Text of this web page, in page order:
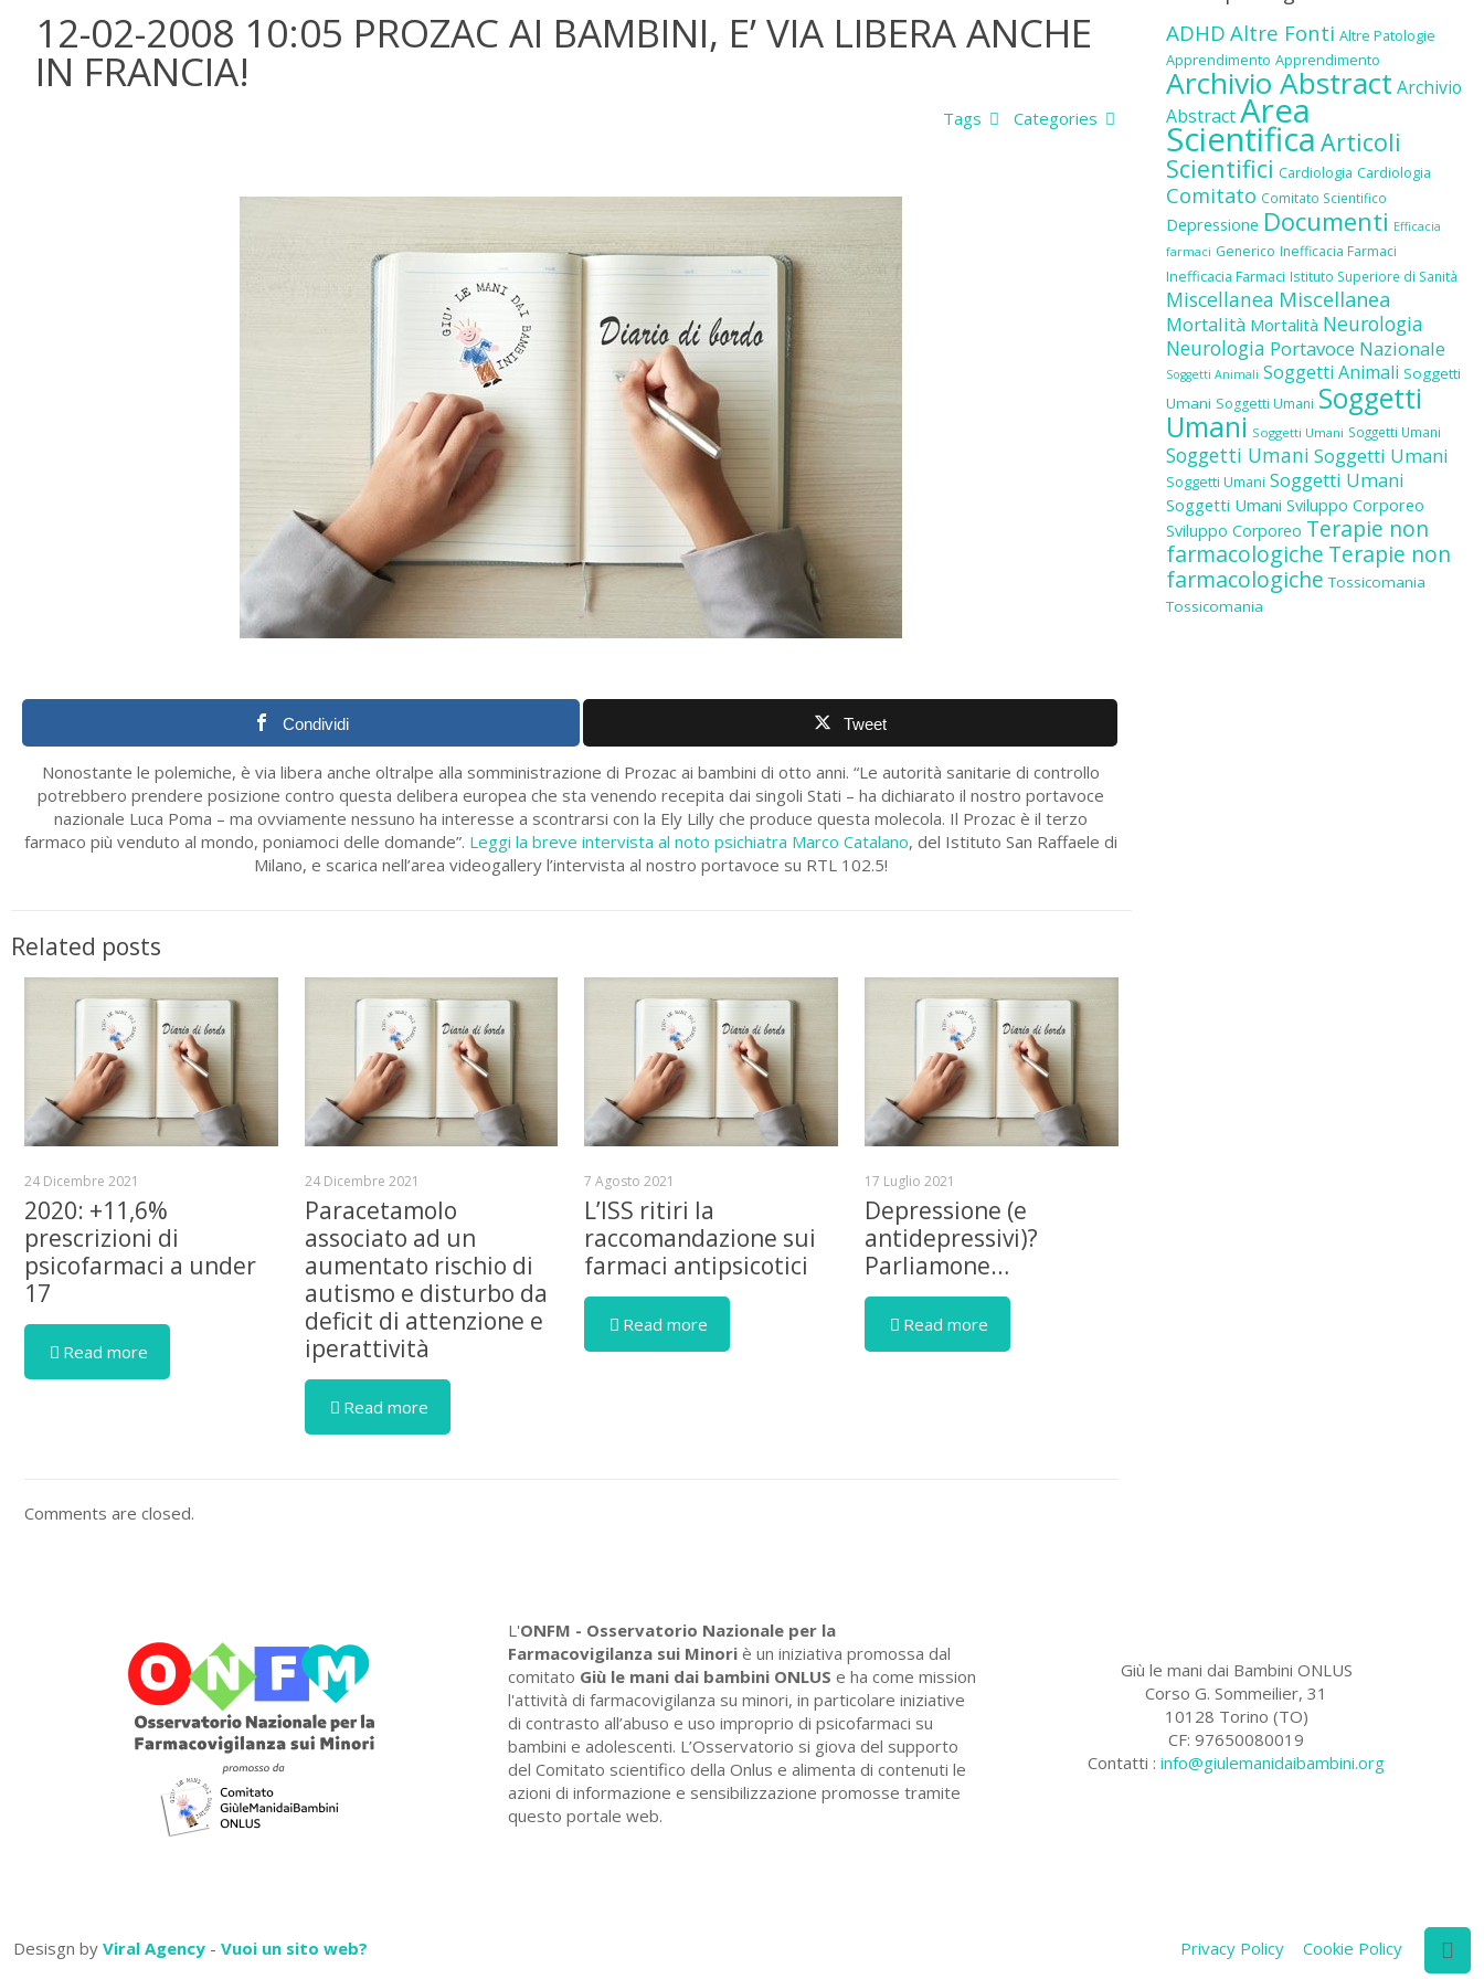
12-02-2008 10:05 PROZAC AI BAMBINI, E’ VIA LIBERA ANCHE
IN FRANCIA!
Categories
Tags
Condividi Tweet
Nonostante le polemiche, è via libera anche oltralpe alla somministrazione di Prozac ai bambini di otto anni. “Le autorità sanitarie di controllo
potrebbero prendere posizione contro questa delibera europea che sta venendo recepita dai singoli Stati – ha dichiarato il nostro portavoce
nazionale Luca Poma – ma ovviamente nessuno ha interesse a scontrarsi con la Ely Lilly che produce questa molecola. Il Prozac è il terzo
farmaco più venduto al mondo, poniamoci delle domande”. Leggi la breve intervista al noto psichiatra Marco Catalano, del Istituto San Raffaele di
Milano, e scarica nell’area videogallery l’intervista al nostro portavoce su RTL 102.5!
Related posts
24 Dicembre 2021
2020: +11,6%
prescrizioni di
psicofarmaci a under
17
Read more
24 Dicembre 2021
Paracetamolo
associato ad un
aumentato rischio di
autismo e disturbo da
deficit di attenzione e
iperattività
Read more
7 Agosto 2021
L’ISS ritiri la
raccomandazione sui
farmaci antipsicotici
Read more
17 Luglio 2021
Depressione (e
antidepressivi)?
Parliamone…
Read more
Comments are closed.
ADHD Altre Fonti Altre Patologie
Apprendimento Apprendimento
Archivio Abstract Archivio
AbstractArea
Scientifica Articoli
Scientifici Cardiologia Cardiologia
Comitato Comitato Scientifico
Depressione Documenti Efficacia
farmaci Generico Inefficacia Farmaci
Inefficacia Farmaci Istituto Superiore di Sanità
Miscellanea Miscellanea
Mortalità Mortalità Neurologia
Neurologia Portavoce Nazionale
Soggetti Animali Soggetti Animali Soggetti
Umani Soggetti Umani Soggetti
Umani Soggetti Umani Soggetti Umani
Soggetti Umani Soggetti Umani
Soggetti Umani Soggetti Umani
Soggetti Umani Sviluppo Corporeo
Sviluppo Corporeo Terapie non
farmacologiche Terapie non
farmacologiche Tossicomania
Tossicomania
L'ONFM - Osservatorio Nazionale per la
Farmacovigilanza sui Minori è un iniziativa promossa dal
comitato Giù le mani dai bambini ONLUS e ha come mission
l'attività di farmacovigilanza su minori, in particolare iniziative
di contrasto all’abuso e uso improprio di psicofarmaci su
bambini e adolescenti. L’Osservatorio si giova del supporto
del Comitato scientifico della Onlus e alimenta di contenuti le
azioni di informazione e sensibilizzazione promosse tramite
questo portale web.
Giù le mani dai Bambini ONLUS
Corso G. Sommeilier, 31
10128 Torino (TO)
CF: 97650080019
Contatti :info@giulemanidaibambini.org
Desisgn by Viral Agency - Vuoi un sito web? Privacy Policy Cookie Policy